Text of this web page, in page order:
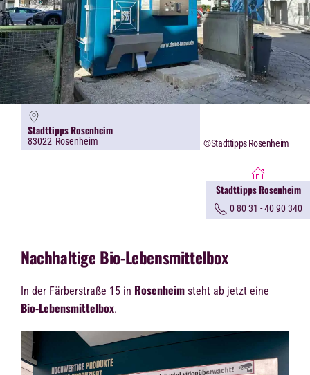
Stadttipps Rosenheim
83022 Rosenheim ©Stadttipps Rosenheim
Stadttipps Rosenheim
0 80 31 - 40 90 340
Nachhaltige Bio-Lebensmittelbox
In der Färberstraße 15 in Rosenheim steht ab jetzt eine
Bio-Lebensmittelbox.